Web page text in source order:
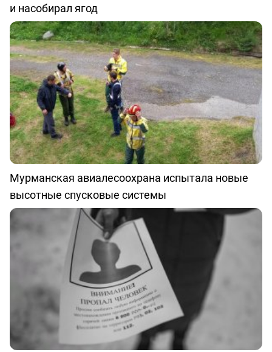
и насобирал ягод
Мурманская авиалесоохрана испытала новые
высотные спусковые системы